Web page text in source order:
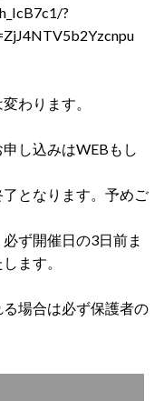
?
わります。
し込みはWEBもし
となります。予めご
ず開催日の3日前ま
ます。
場合は必ず保護者の